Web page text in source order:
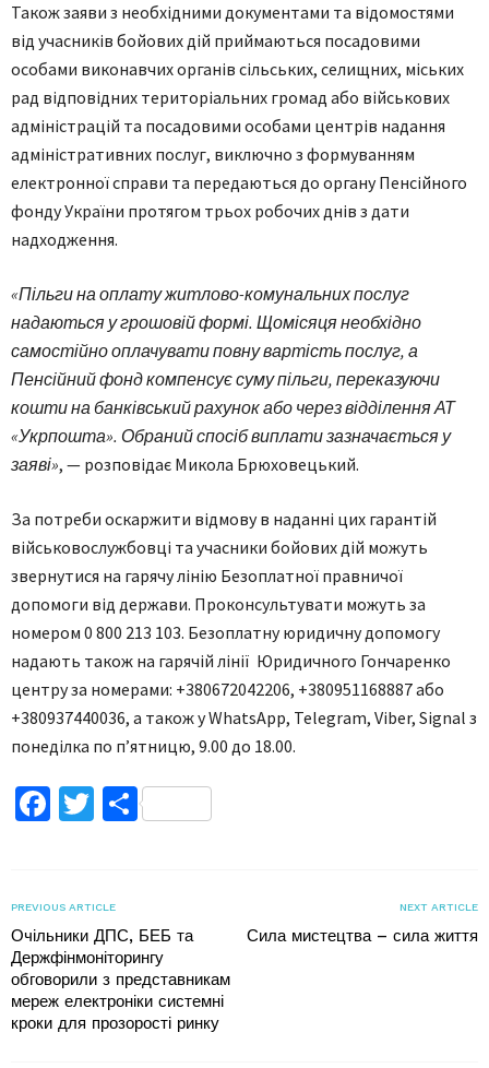
Також заяви з необхідними документами та відомостями
від учасників бойових дій приймаються посадовими
особами виконавчих органів сільських, селищних, міських
рад відповідних територіальних громад або військових
адміністрацій та посадовими особами центрів надання
адміністративних послуг, виключно з формуванням
електронної справи та передаються до органу Пенсійного
фонду України протягом трьох робочих днів з дати
надходження.
«Пільги на оплату житлово-комунальних послуг
надаються у грошовій формі. Щомісяця необхідно
самостійно оплачувати повну вартість послуг, а
Пенсійний фонд компенсує суму пільги, переказуючи
кошти на банківський рахунок або через відділення АТ
«Укрпошта». Обраний спосіб виплати зазначається у
заяві», — розповідає Микола Брюховецький.
За потреби оскаржити відмову в наданні цих гарантій
військовослужбовці та учасники бойових дій можуть
звернутися на гарячу лінію Безоплатної правничої
допомоги від держави. Проконсультувати можуть за
номером 0 800 213 103. Безоплатну юридичну допомогу
надають також на гарячій лінії Юридичного Гончаренко
центру за номерами: +380672042206, +380951168887 або
+380937440036, а також у WhatsApp, Telegram, Viber, Signal з
понеділка по п’ятницю, 9.00 до 18.00.
Facebook
TwitterПоділитися
PREVIOUS ARTICLE
Очільники ДПС, БЕБ та
Держфінмоніторингу
обговорили з представникам
мереж електроніки системні
кроки для прозорості ринку
NEXT ARTICLE
Сила мистецтва – сила життя